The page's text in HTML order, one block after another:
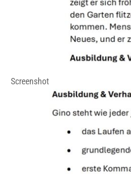
Screenshot